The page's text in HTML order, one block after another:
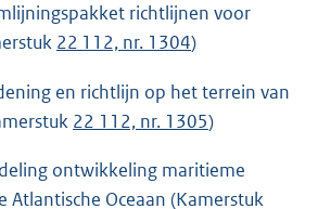
richtlijnen voor
22 112, nr. 1304)
en richtlijn op het terrein van
22 112, nr. 1305)
ontwikkeling maritieme
Atlantische Oceaan (Kamerstuk